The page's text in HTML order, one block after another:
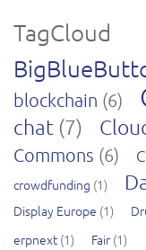
TagCloud
blockchain (6)
chat (7)
Commons (6)
crowdfunding (1)
Display Europe (1)
erpnext (1) Fair (1)